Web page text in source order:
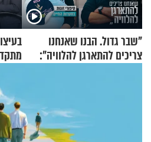
"שבר גדול. הבנו שאנחנו
צריכים להתארגן להלוויה":